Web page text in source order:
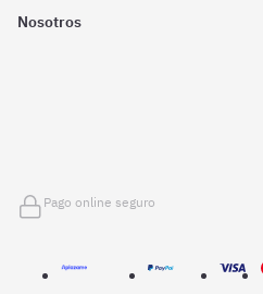
Nosotros
Pago online seguro